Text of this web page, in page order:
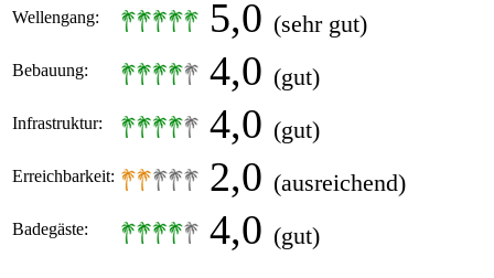
Wellengang: 5,0 (sehr gut)
Bebauung: 4,0 (gut)
Infrastruktur: 4,0 (gut)
Erreichbarkeit: 2,0 (ausreichend)
Badegäste: 4,0 (gut)